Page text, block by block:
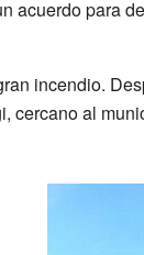
acuerdo para
incendio.
cercano al